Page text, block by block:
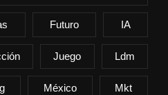
Futuro IA
Juego Ldm
México Mkt